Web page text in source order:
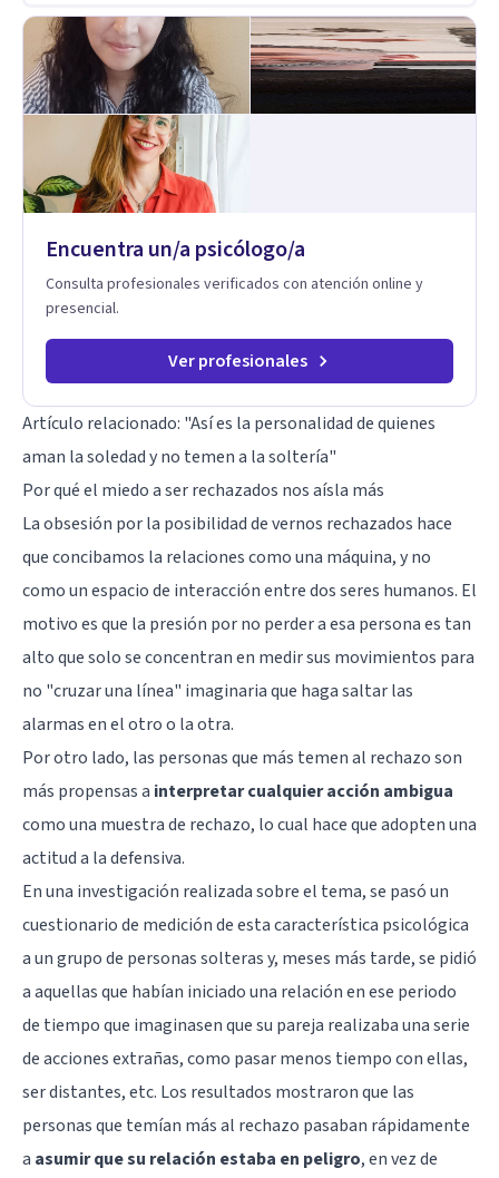
Encuentra un/a psicólogo/a
Consulta profesionales verificados con atención online y
presencial.
Ver profesionales
Artículo relacionado: "Así es la personalidad de quienes
aman la soledad y no temen a la soltería"
Por qué el miedo a ser rechazados nos aísla más
La obsesión por la posibilidad de vernos rechazados hace
que concibamos la relaciones como una máquina, y no
como un espacio de interacción entre dos seres humanos. El
motivo es que la presión por no perder a esa persona es tan
alto que solo se concentran en medir sus movimientos para
no "cruzar una línea" imaginaria que haga saltar las
alarmas en el otro o la otra.
Por otro lado, las personas que más temen al rechazo son
más propensas a interpretar cualquier acción ambigua
como una muestra de rechazo, lo cual hace que adopten una
actitud a la defensiva.
Enuna investigación realizada sobre el tema, se pasó un
cuestionario de medición de esta característica psicológica
a un grupo de personas solteras y, meses más tarde, se pidió
a aquellas que habían iniciado una relación en ese periodo
de tiempo que imaginasen que su pareja realizaba una serie
de acciones extrañas, como pasar menos tiempo con ellas,
ser distantes, etc. Los resultados mostraron que las
personas que temían más al rechazo pasaban rápidamente
a asumir que su relación estaba en peligro, en vez de